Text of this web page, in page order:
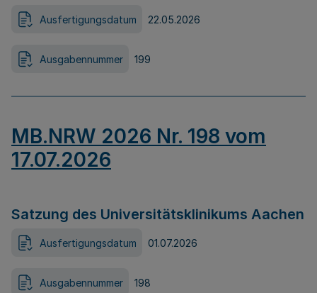
Ausfertigungsdatum 22.05.2026
Ausgabennummer 199
MB.NRW 2026 Nr. 198 vom
17.07.2026
Satzung des Universitätsklinikums Aachen
Ausfertigungsdatum 01.07.2026
Ausgabennummer 198